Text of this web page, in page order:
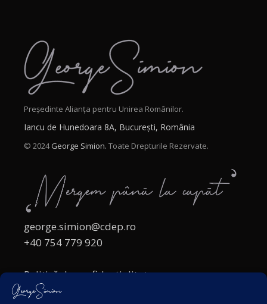
Președinte Alianța pentru Unirea Românilor.
Iancu de Hunedoara 8A, București, România
© 2024George Simion. Toate Drepturile Rezervate.
george.simion@cdep.ro
+40 754 779 920
Politică de confidențialitate
Politica cookies